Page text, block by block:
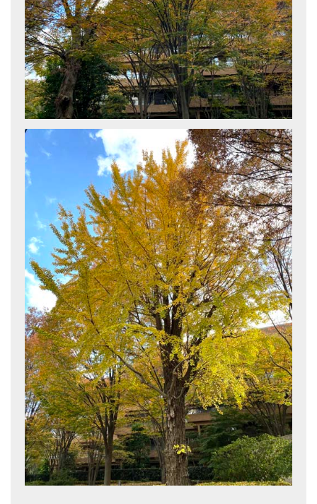
シンギングボウル講座
初級講座
倍音呼吸法レッスン
中級講座
ビギナー講師・養成講座
アマナマナとは
About Us
メールお便り登録
LINEお友だち登録
お客様の声
ブログ
特商法の表記